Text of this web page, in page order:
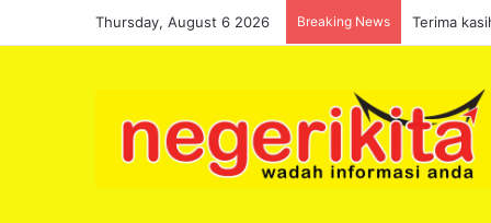
Thursday, August 6 2026 Breaking News Kibarlah